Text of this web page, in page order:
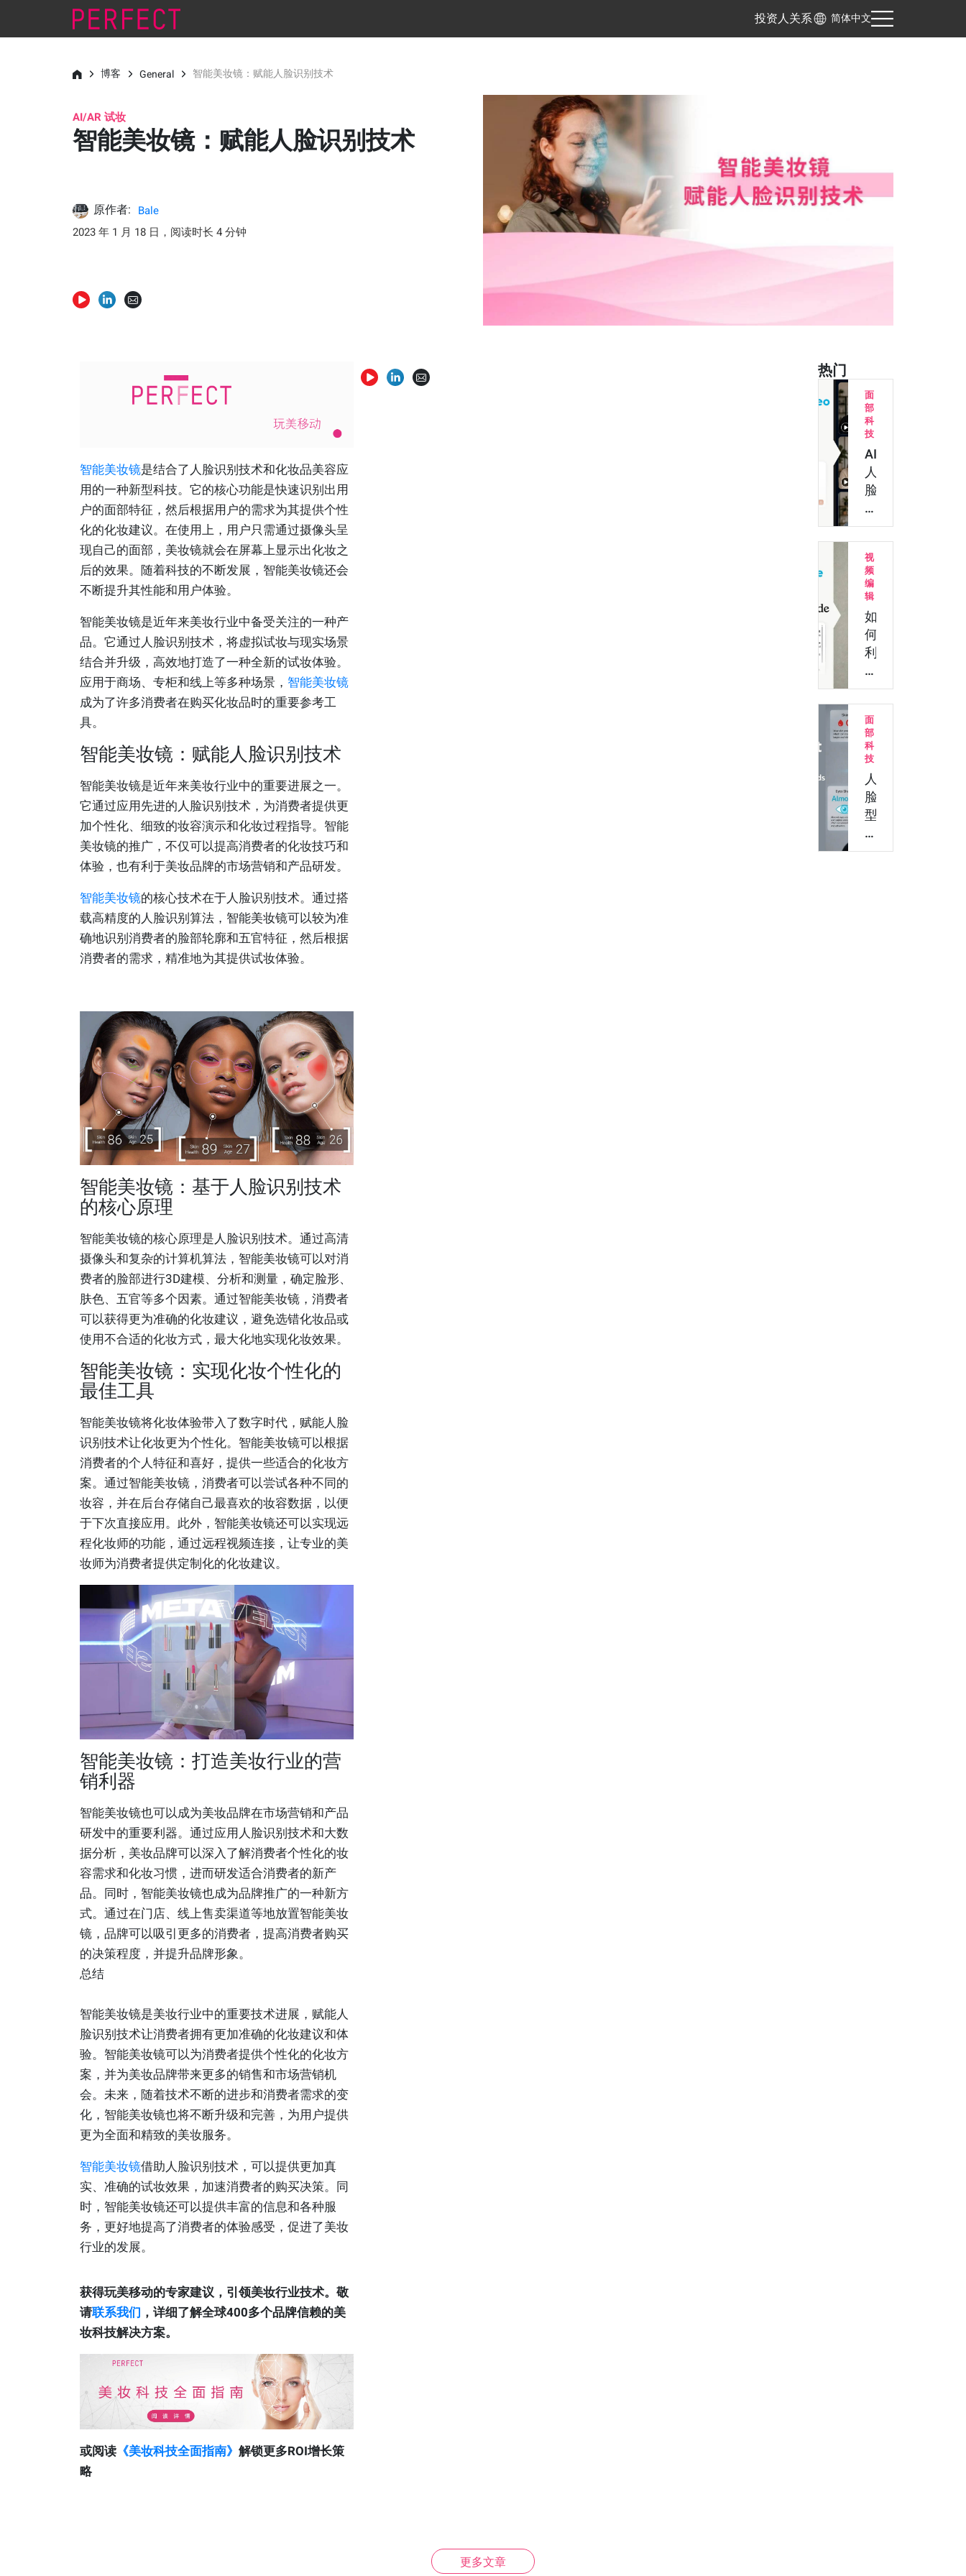
投资人关系 简体中文
博客 General 智能美妆镜：赋能人脸识别技术
AI/AR 试妆
智能美妆镜：赋能人脸识别技术
原作者:
Bale
2023 年 1 月 18 日，阅读时长 4 分钟
智能美妆镜是结合了人脸识别技术和化妆品美容应
用的一种新型科技。它的核心功能是快速识别出用
户的面部特征，然后根据用户的需求为其提供个性
化的化妆建议。在使用上，用户只需通过摄像头呈
现自己的面部，美妆镜就会在屏幕上显示出化妆之
后的效果。随着科技的不断发展，智能美妆镜还会
不断提升其性能和用户体验。
智能美妆镜是近年来美妆行业中备受关注的一种产
品。它通过人脸识别技术，将虚拟试妆与现实场景
结合并升级，高效地打造了一种全新的试妆体验。
应用于商场、专柜和线上等多种场景， 智能美妆镜
成为了许多消费者在购买化妆品时的重要参考工
具。
智能美妆镜：赋能人脸识别技术
智能美妆镜是近年来美妆行业中的重要进展之一。
它通过应用先进的人脸识别技术，为消费者提供更
加个性化、细致的妆容演示和化妆过程指导。智能
美妆镜的推广，不仅可以提高消费者的化妆技巧和
体验，也有利于美妆品牌的市场营销和产品研发。
智能美妆镜的核心技术在于人脸识别技术。通过搭
载高精度的人脸识别算法，智能美妆镜可以较为准
确地识别消费者的脸部轮廓和五官特征，然后根据
消费者的需求，精准地为其提供试妆体验。
智能美妆镜：基于人脸识别技术
的核心原理
智能美妆镜的核心原理是人脸识别技术。通过高清
摄像头和复杂的计算机算法，智能美妆镜可以对消
费者的脸部进行3D建模、分析和测量，确定脸形、
肤色、五官等多个因素。通过智能美妆镜，消费者
可以获得更为准确的化妆建议，避免选错化妆品或
使用不合适的化妆方式，最大化地实现化妆效果。
智能美妆镜：实现化妆个性化的
最佳工具
智能美妆镜将化妆体验带入了数字时代，赋能人脸
识别技术让化妆更为个性化。智能美妆镜可以根据
消费者的个人特征和喜好，提供一些适合的化妆方
案。通过智能美妆镜，消费者可以尝试各种不同的
妆容，并在后台存储自己最喜欢的妆容数据，以便
于下次直接应用。此外，智能美妆镜还可以实现远
程化妆师的功能，通过远程视频连接，让专业的美
妆师为消费者提供定制化的化妆建议。
智能美妆镜：打造美妆行业的营
销利器
智能美妆镜也可以成为美妆品牌在市场营销和产品
研发中的重要利器。通过应用人脸识别技术和大数
据分析，美妆品牌可以深入了解消费者个性化的妆
容需求和化妆习惯，进而研发适合消费者的新产
品。同时，智能美妆镜也成为品牌推广的一种新方
式。通过在门店、线上售卖渠道等地放置智能美妆
镜，品牌可以吸引更多的消费者，提高消费者购买
的决策程度，并提升品牌形象。
总结
智能美妆镜是美妆行业中的重要技术进展，赋能人
脸识别技术让消费者拥有更加准确的化妆建议和体
验。智能美妆镜可以为消费者提供个性化的化妆方
案，并为美妆品牌带来更多的销售和市场营销机
会。未来，随着技术不断的进步和消费者需求的变
化，智能美妆镜也将不断升级和完善，为用户提供
更为全面和精致的美妆服务。
智能美妆镜借助人脸识别技术，可以提供更加真
实、准确的试妆效果，加速消费者的购买决策。同
时，智能美妆镜还可以提供丰富的信息和各种服
务，更好地提高了消费者的体验感受，促进了美妆
行业的发展。
获得玩美移动的专家建议，引领美妆行业技术。敬
请联系我们 ，详细了解全球400多个品牌信赖的美
妆科技解决方案。
或阅读《美妆科技全面指南》 解锁更多ROI增长策
略
热门
面
部
科
技
AI
人
脸
识
别
技
术
支
持
换
脸
视
频：
使
用
Claude
批
量
替
换
任…
视
频
编
辑
如
何
利
用
AI
API
去
除
视
频
背
景
噪
音？
面
部
科
技
人
脸
型
分
析
更多文章